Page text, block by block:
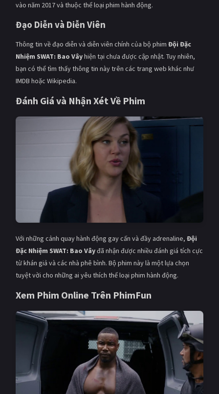
vào năm 2017 và thuộc thể loại phim hành động.
Đạo Diễn và Diễn Viên
Thông tin về đạo diễn và diễn viên chính của bộ phim Đội Đặc
Nhiệm SWAT: Bao Vâyhiện tại chưa được cập nhật. Tuy nhiên,
bạn có thể tìm thấy thông tin này trên các trang web khác như
IMDB hoặc Wikipedia.
Đánh Giá và Nhận Xét Về Phim
Với những cảnh quay hành động gay cấn và đầy adrenaline, Đội
Đặc Nhiệm SWAT: Bao Vâyđã nhận được nhiều đánh giá tích cực
từ khán giả và các nhà phê bình. Bộ phim này là một lựa chọn
tuyệt vời cho những ai yêu thích thể loại phim hành động.
Xem Phim Online Trên PhimFun